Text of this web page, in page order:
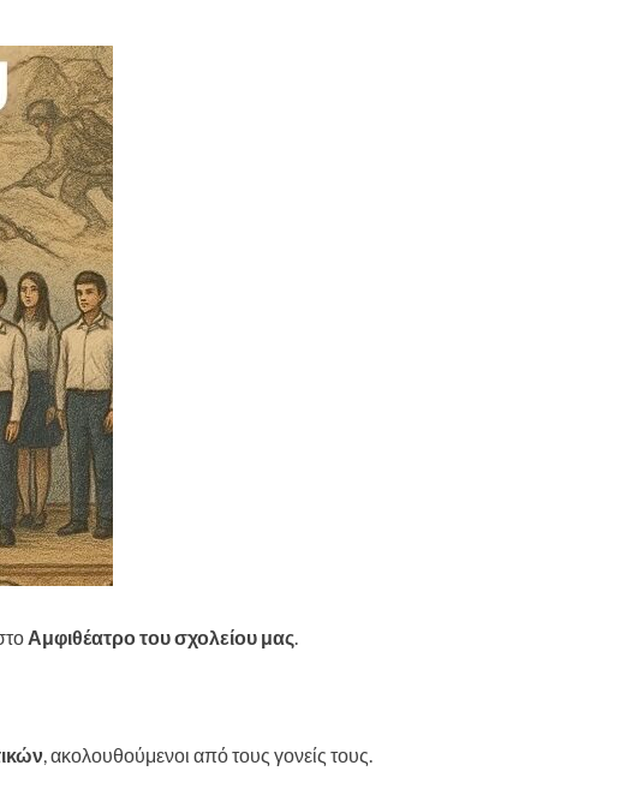
Αμφιθέατρο του σχολείου μας.
, ακολουθούμενοι από τους γονείς τους.